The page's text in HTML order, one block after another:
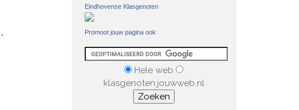
.
Eindhovense Klasgenoten
Promoot jouw pagina ook
Hele web
klasgenoten.jouwweb.nl